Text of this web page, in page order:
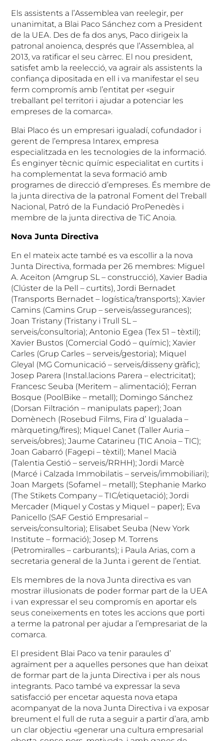
Els assistents a l’Assemblea van reelegir, per
unanimitat, a Blai Paco Sánchez com a President
de la UEA. Des de fa dos anys, Paco dirigeix la
patronal anoienca, després que l’Assemblea, al
2013, va ratificar el seu càrrec. El nou president,
satisfet amb la reelecció, va agrair als assistents la
confiança dipositada en ell i va manifestar el seu
ferm compromís amb l’entitat per «seguir
treballant pel territori i ajudar a potenciar les
empreses de la comarca».
Blai Placo és un empresari igualadí, cofundador i
gerent de l’empresa Intarex, empresa
especialitzada en les tecnologies de la informació.
És enginyer tècnic químic especialitat en curtits i
ha complementat la seva formació amb
programes de direcció d’empreses. És membre de
la junta directiva de la patronal Foment del Treball
Nacional, Patró de la Fundació ProPenedès i
membre de la junta directiva de TiC Anoia.
Nova Junta Directiva
En el mateix acte també es va escollir a la nova
Junta Directiva, formada per 26 membres: Miguel
A. Aceiton (Amgrup SL – construcció), Xavier Badia
(Clúster de la Pell – curtits), Jordi Bernadet
(Transports Bernadet – logística/transports); Xavier
Camins (Camins Grup – serveis/assegurances);
Joan Tristany (Tristany i Trull SL –
serveis/consultoria); Antonio Egea (Tex 51 – tèxtil);
Xavier Bustos (Comercial Godó – químic); Xavier
Carles (Grup Carles – serveis/gestoria); Miquel
Gleyal (MG Comunicació – serveis/disseny gràfic);
Josep Parera (Instal.lacions Parera – electricitat);
Francesc Seuba (Meritem – alimentació); Ferran
Bosque (PoolBike – metall); Domingo Sánchez
(Dorsan Filtración – manipulats paper); Joan
Domènech (Rosebud Films, Fira d’ Igualada –
màrqueting/fires); Miquel Canet (Taller Auria –
serveis/obres); Jaume Catarineu (TIC Anoia – TIC);
Joan Gabarró (Fagepi – tèxtil); Manel Macià
(Talentia Gestió – serveis/RRHH); Jordi Marcè
(Marcé i Calzada Immobilatis – serveis/immobiliari);
Joan Margets (Sofamel – metall); Stephanie Marko
(The Stikets Company – TIC/etiquetació); Jordi
Mercader (Miquel y Costas y Miquel – paper); Eva
Panicello (SAF Gestió Empresarial –
serveis/consultoria); Elisabet Seuba (New York
Institute – formació); Josep M. Torrens
(Petromiralles – carburants); i Paula Arias, com a
secretaria general de la Junta i gerent de l’entiat.
Els membres de la nova Junta directiva es van
mostrar il·lusionats de poder formar part de la UEA
i van expressar el seu compromís en aportar els
seus coneixements en totes les accions que porti
a terme la patronal per ajudar a l’empresariat de la
comarca.
El president Blai Paco va tenir paraules d’
agraïment per a aquelles persones que han deixat
de formar part de la junta Directiva i per als nous
integrants. Paco també va expressar la seva
satisfacció per encetar aquesta nova etapa
acompanyat de la nova Junta Directiva i va exposar
breument el full de ruta a seguir a partir d’ara, amb
un clar objectiu «generar una cultura empresarial